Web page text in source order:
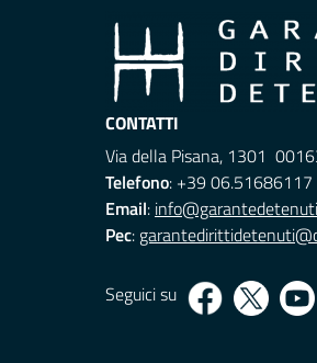
CONTATTI
Via della Pisana, 1301
Telefono: +39
Email:
Pec:
Seguici su